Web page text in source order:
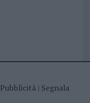
Pubblicità| Segnala